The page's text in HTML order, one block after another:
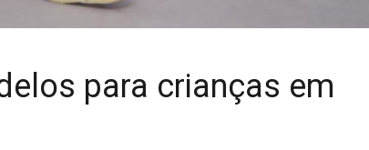
para crianças em